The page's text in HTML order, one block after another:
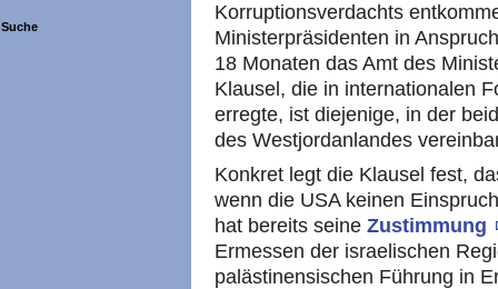
Suche
Korruptionsverdachts
Ministerpräsidenten in
18 Monaten das Amt des
Klausel, die in internationalen
erregte, ist diejenige, in der
des Westjordanlandes
Konkret legt die Klausel fest,
wenn die USA keinen
hat bereits seine Zustimmung
Ermessen der israelischen
palästinensischen Führung in